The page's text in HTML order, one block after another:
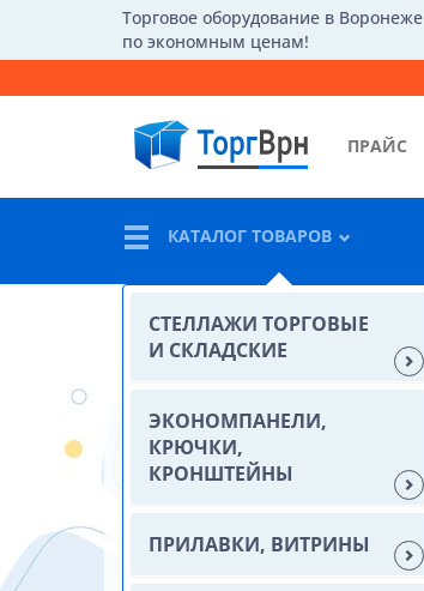
Торговое оборудование в Воронеже
по экономным ценам!
ПРАЙС
КАТАЛОГ ТОВАРОВ
СТЕЛЛАЖИ ТОРГОВЫЕ
И СКЛАДСКИЕ
ЭКОНОМПАНЕЛИ,
КРЮЧКИ,
КРОНШТЕЙНЫ
ПРИЛАВКИ, ВИТРИНЫ